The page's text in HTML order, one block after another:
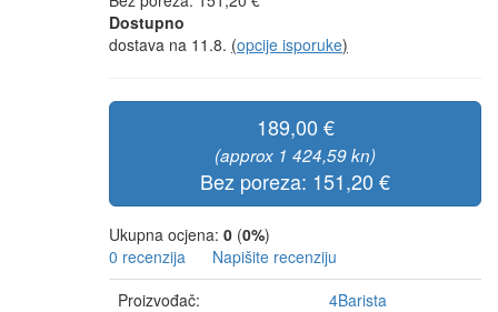
Dostupno
dostava na 11.8. (opcije isporuke)
189,00 €
(approx 1 424,59 kn)
Bez poreza: 151,20 €
Ukupna ocjena: 0 (0%)
0 recenzija
Napišite recenziju
Proizvođač:
4Barista